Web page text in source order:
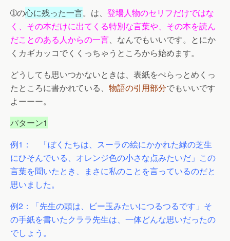
➀の心に残った一言。は、 登場人物のセリフだけではな
く、その本だけに出てくる特別な言葉や、その本を読ん
だことのある人からの一言、なんでもいいです。とにか
くカギカッコでくくっちゃうところから始めます。
どうしても思いつかないときは、表紙をぺらっとめくっ
たところに書かれている、 物語の引用部分でもいいです
よーーー。
パターン1
例1： 「ぼくたちは、スーラの絵にかかれた緑の芝生
にひそんでいる、オレンジ色の小さな点みたいだ」この
言葉を聞いたとき、まさに私のことを言っているのだと
思いました。
例2：「先生の頭は、ビー玉みたいにつるつるです」そ
の手紙を書いたクララ先生は、一体どんな思いだったの
でしょう。